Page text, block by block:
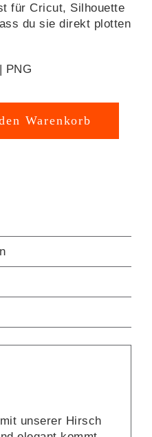
für Cricut, Silhouette
du sie direkt plotten
PNG
Warenkorb
unserer Hirsch